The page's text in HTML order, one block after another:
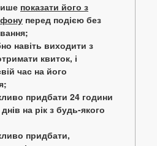
показати його з
перед подією без
навіть виходити з
квиток, і
час на його
придбати 24 години
на рік з будь-якого
придбати,